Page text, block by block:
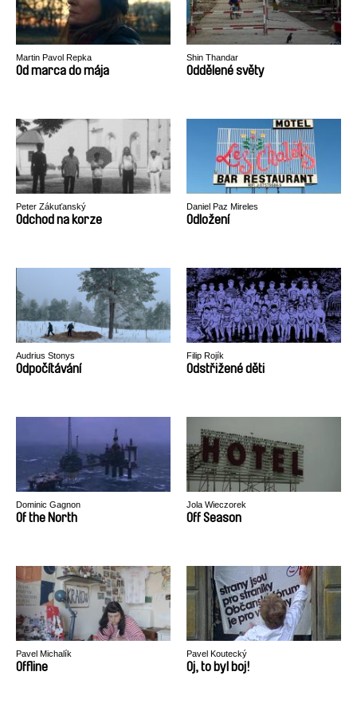
Martin Pavol Repka
Od marca do mája
Shin Thandar
Oddělené světy
Peter Zákuťanský
Odchod na korze
Daniel Paz Mireles
Odložení
Audrius Stonys
Odpočítávání
Filip Rojík
Odstřižené děti
Dominic Gagnon
Of the North
Jola Wieczorek
Off Season
Pavel Michalík
Offline
Pavel Koutecký
Oj, to byl boj!